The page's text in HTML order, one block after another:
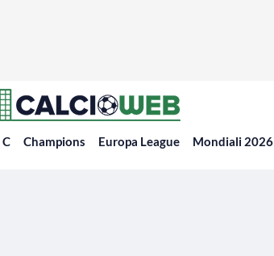
C Champions Europa League Mondiali 2026